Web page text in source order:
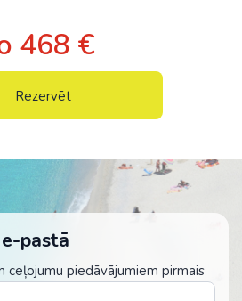
468 €
Rezervēt
pastā
ceļojumu piedāvājumiem pirmais